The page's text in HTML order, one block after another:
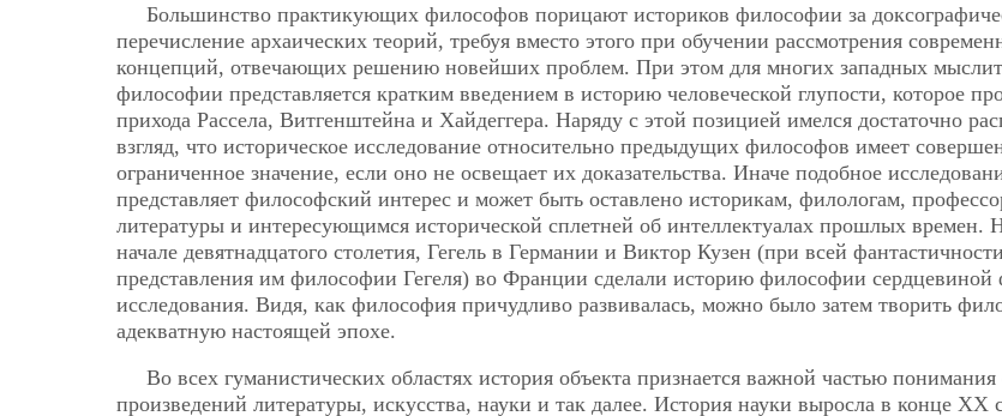
Большинство практикующих философов порицают историков философии за
перечисление архаических теорий, требуя вместо этого при обучении рассмотрения
концепций, отвечающих решению новейших проблем. При этом для многих западных
философии представляется кратким введением в историю человеческой глупости, которое
прихода Рассела, Витгенштейна и Хайдеггера. Наряду с этой позицией имелся достаточно
взгляд, что историческое исследование относительно предыдущих философов имеет
ограниченное значение, если оно не освещает их доказательства. Иначе подобное
представляет философский интерес и может быть оставлено историкам, филологам,
литературы и интересующимся исторической сплетней об интеллектуалах прошлых времен.
начале девятнадцатого столетия, Гегель в Германии и Виктор Кузен (при всей фантастичности
представления им философии Гегеля) во Франции сделали историю философии сердцевиной
исследования. Видя, как философия причудливо развивалась, можно было затем творить
адекватную настоящей эпохе.
Во всех гуманистических областях история объекта признается важной частью
произведений литературы, искусства, науки и так далее. История науки выросла в конце ХХ